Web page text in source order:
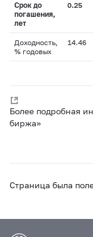
Срок до
погашения,
лет
0.25
Доходность,
% годовых
14.46
Более подробная
биржа»
Страница была